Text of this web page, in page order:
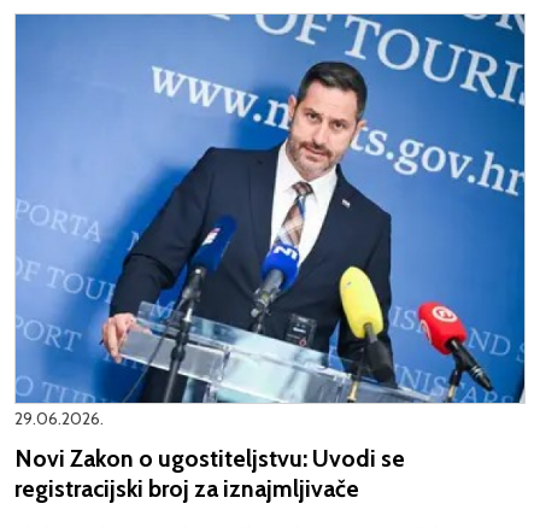
29.06.2026.
Novi Zakon o ugostiteljstvu: Uvodi se
registracijski broj za iznajmljivače